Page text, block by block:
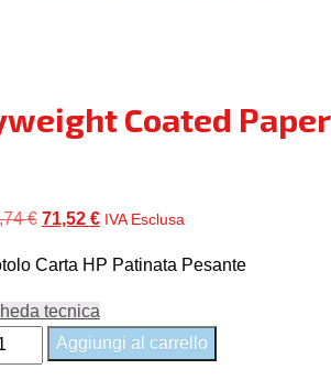
Coated Paper
€ Il
originale
era:
77,74 €.
71,52 €Il
attuale
71,52 €.
IVA Esclusa
Carta HP Patinata Pesante
tecnica
Aggiungi al carrello